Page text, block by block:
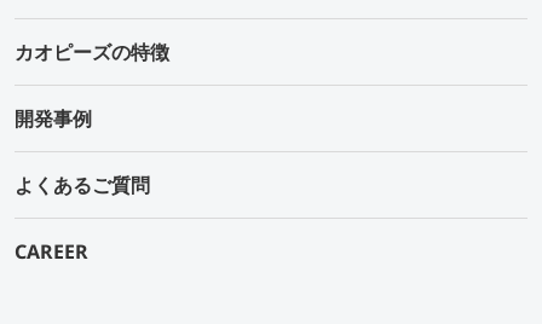
カオピーズの特徴
開発事例
よくあるご質問
CAREER